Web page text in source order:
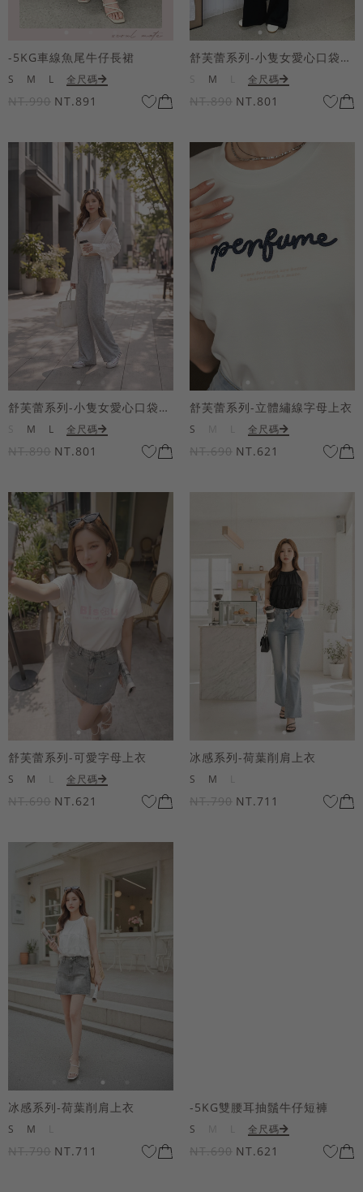
-5KG車線魚尾牛仔長裙
S M L 全尺碼
NT.990 NT.891
舒芙蕾系列-小隻女愛心口袋寬褲
M 全尺碼
NT.890 NT.801
舒芙蕾系列-小隻女愛心口袋寬褲
M L 全尺碼
NT.890 NT.801
舒芙蕾系列-立體繡線字母上衣
S 全尺碼
NT.690 NT.621
舒芙蕾系列-可愛字母上衣
S M 全尺碼
NT.690 NT.621
冰感系列-荷葉削肩上衣
S M
NT.790 NT.711
冰感系列-荷葉削肩上衣
S M
NT.790 NT.711
-5KG雙腰耳抽鬚牛仔短褲
S 全尺碼
NT.690 NT.621